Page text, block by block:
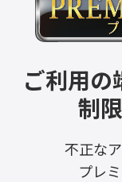
ご利用の
制
不正な
プレ